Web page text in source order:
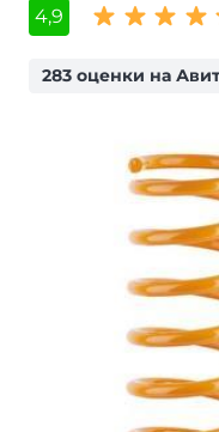
4,9
283 оценки на